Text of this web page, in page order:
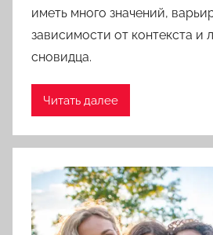
иметь много значений,
зависимости от контекста
сновидца.
Читать далее